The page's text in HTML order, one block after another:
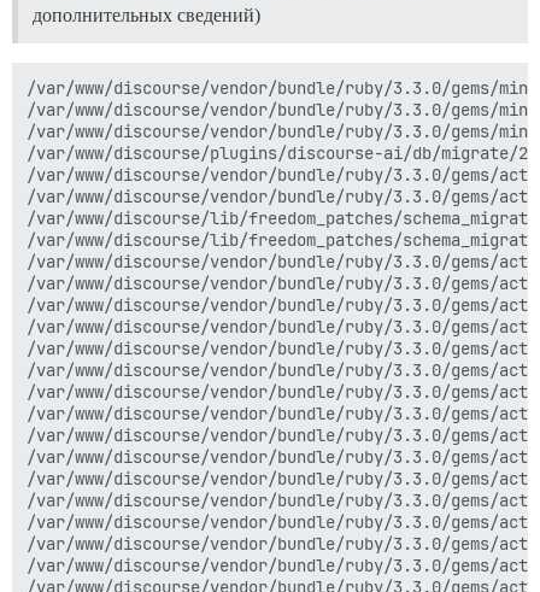
дополнительных сведений)
/var/www/discourse/vendor/bundle/ruby/3.3.0/gems/mini_sql-1.5.0/lib/mini_sql/active_record_postgres/connection.rb:34:in `with_lock'
/var/www/discourse/vendor/bundle/ruby/3.3.0/gems/mini_sql-1.5.0/lib/mini_sql/active_record_postgres/connection.rb:38:in `run'
/var/www/discourse/vendor/bundle/ruby/3.3.0/gems/mini_sql-1.5.0/lib/mini_sql/postgres/connection.rb:181:in `exec'
/var/www/discourse/plugins/discourse-ai/db/migrate/20240611170904_upgrade_pgvector_070.rb:10:in `up'
/var/www/discourse/vendor/bundle/ruby/3.3.0/gems/activerecord-7.1.3.4/lib/active_record/migration.rb:989:in `public_send'
/var/www/discourse/vendor/bundle/ruby/3.3.0/gems/activerecord-7.1.3.4/lib/active_record/migration.rb:989:in `exec_migration'
/var/www/discourse/lib/freedom_patches/schema_migration_details.rb:8:in `block in exec_migration'
/var/www/discourse/lib/freedom_patches/schema_migration_details.rb:8:in `exec_migration'
/var/www/discourse/vendor/bundle/ruby/3.3.0/gems/activerecord-7.1.3.4/lib/active_record/migration.rb:970:in `block (2 levels) in migrate'
/var/www/discourse/vendor/bundle/ruby/3.3.0/gems/activerecord-7.1.3.4/lib/active_record/migration.rb:969:in `block in migrate'
/var/www/discourse/vendor/bundle/ruby/3.3.0/gems/activerecord-7.1.3.4/lib/active_record/connection_adapters/abstract/connection_pool.rb:227:in `with_connection'
/var/www/discourse/vendor/bundle/ruby/3.3.0/gems/activerecord-7.1.3.4/lib/active_record/migration.rb:968:in `migrate'
/var/www/discourse/vendor/bundle/ruby/3.3.0/gems/activerecord-7.1.3.4/lib/active_record/migration.rb:1178:in `migrate'
/var/www/discourse/vendor/bundle/ruby/3.3.0/gems/activerecord-7.1.3.4/lib/active_record/migration.rb:1529:in `block in execute_migration_in_transaction'
/var/www/discourse/vendor/bundle/ruby/3.3.0/gems/activerecord-7.1.3.4/lib/active_record/connection_adapters/abstract/transaction.rb:535:in `block in within_new_transaction'
/var/www/discourse/vendor/bundle/ruby/3.3.0/gems/activesupport-7.1.3.4/lib/active_support/concurrency/null_lock.rb:9:in `synchronize'
/var/www/discourse/vendor/bundle/ruby/3.3.0/gems/activerecord-7.1.3.4/lib/active_record/connection_adapters/abstract/transaction.rb:532:in `within_new_transaction'
/var/www/discourse/vendor/bundle/ruby/3.3.0/gems/activerecord-7.1.3.4/lib/active_record/connection_adapters/abstract/database_statements.rb:344:in `transaction'
/var/www/discourse/vendor/bundle/ruby/3.3.0/gems/activerecord-7.1.3.4/lib/active_record/migration.rb:1580:in `ddl_transaction'
/var/www/discourse/vendor/bundle/ruby/3.3.0/gems/activerecord-7.1.3.4/lib/active_record/migration.rb:1528:in `execute_migration_in_transaction'
/var/www/discourse/vendor/bundle/ruby/3.3.0/gems/activerecord-7.1.3.4/lib/active_record/migration.rb:1503:in `each'
/var/www/discourse/vendor/bundle/ruby/3.3.0/gems/activerecord-7.1.3.4/lib/active_record/migration.rb:1503:in `migrate_without_lock'
/var/www/discourse/vendor/bundle/ruby/3.3.0/gems/activerecord-7.1.3.4/lib/active_record/migration.rb:1448:in `block in migrate'
/var/www/discourse/vendor/bundle/ruby/3.3.0/gems/activerecord-7.1.3.4/lib/active_record/migration.rb:1600:in `with_advisory_lock'
/var/www/discourse/vendor/bundle/ruby/3.3.0/gems/activerecord-7.1.3.4/lib/active_record/migration.rb:1448:in `migrate'
/var/www/discourse/vendor/bundle/ruby/3.3.0/gems/activerecord-7.1.3.4/lib/active_record/migration.rb:1274:in `up'
/var/www/discourse/vendor/bundle/ruby/3.3.0/gems/activerecord-7.1.3.4/lib/active_record/migration.rb:1249:in `migrate'
/var/www/discourse/vendor/bundle/ruby/3.3.0/gems/activerecord-7.1.3.4/lib/active_record/tasks/database_tasks.rb:243:in `migrate'
/var/www/discourse/lib/tasks/db.rake:259:in `block (2 levels) in <main>'
/var/www/discourse/lib/distributed_mutex.rb:53:in `block in synchronize'
/var/www/discourse/lib/distributed_mutex.rb:49:in `synchronize'
/var/www/discourse/lib/distributed_mutex.rb:49:in `synchronize'
/var/www/discourse/lib/distributed_mutex.rb:34:in